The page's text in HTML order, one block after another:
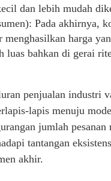
dan lebih mudah
Pada akhirnya,
menghasilkan harga
luas bahkan di gerai
penjualan industri
lapis menuju
jumlah
tantangan
akhir.